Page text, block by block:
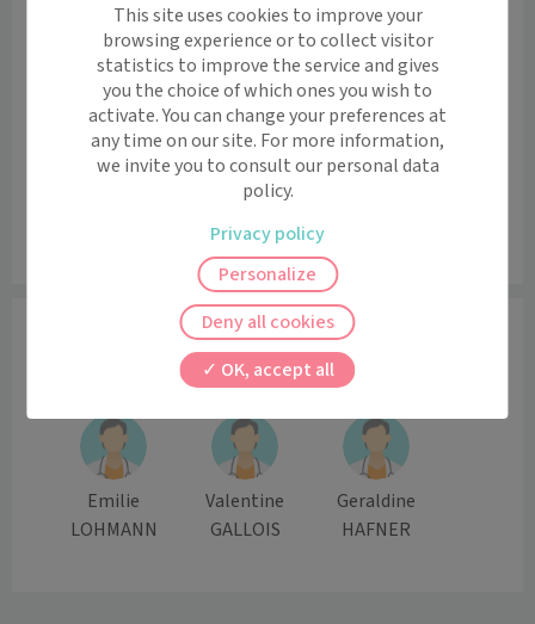
Remboursements
J'indique ma mutuelle
Pour savoir combien me coûtera
ma consultation.
Le centre n’a malheureusement pas renseigné ses tarifs.
Masseur-kinésithérapeute
Emilie
LOHMANN
Valentine
GALLOIS
Geraldine
HAFNER
This site uses cookies to improve your
browsing experience or to collect visitor
statistics to improve the service and gives
you the choice of which ones you wish to
activate. You can change your preferences at
any time on our site. For more information,
we invite you to consult our personal data
policy.
OK, accept all
Deny all cookies
Personalize
Privacy policy